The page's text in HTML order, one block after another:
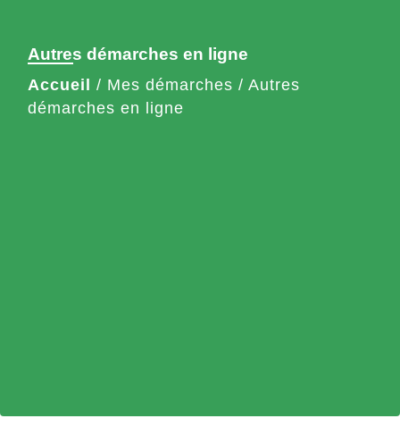
Autres démarches en ligne
Accueil / Mes démarches / Autres
démarches en ligne